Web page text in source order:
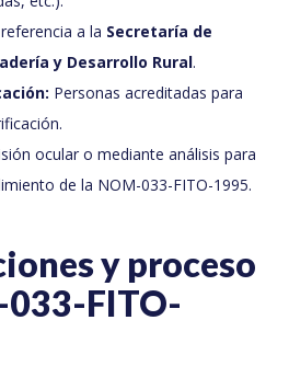
a la Secretaría de
y Desarrollo Rural.
Personas acreditadas para
ocular o mediante análisis para
de la NOM-033-FITO-1995.
y proceso
033-FITO-